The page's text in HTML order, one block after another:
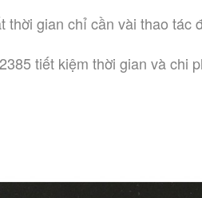
thời gian chỉ cần vài thao
tiết kiệm thời gian và chi